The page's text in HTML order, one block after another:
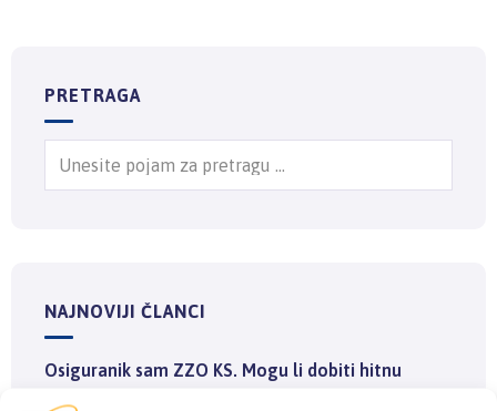
PRETRAGA
NAJNOVIJI ČLANCI
Osiguranik sam ZZO KS. Mogu li dobiti hitnu